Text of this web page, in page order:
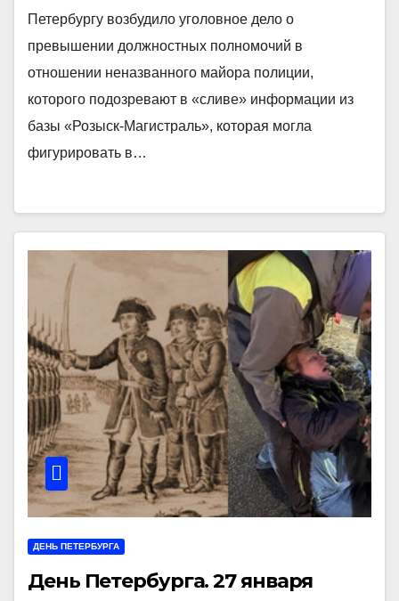
Петербургу возбудило уголовное дело о
превышении должностных полномочий в
отношении неназванного майора полиции,
которого подозревают в «сливе» информации из
базы «Розыск-Магистраль», которая могла
фигурировать в…
ДЕНЬ ПЕТЕРБУРГА
День Петербурга. 27 января